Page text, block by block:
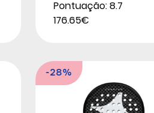
Pontuação: 8.7
176.65€
-28%